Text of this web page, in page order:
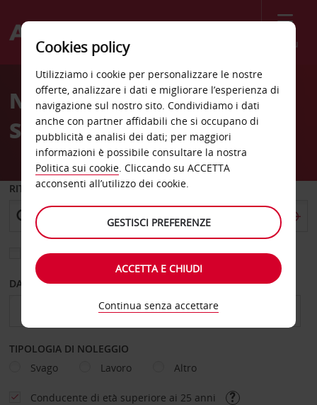
Menù
Welcome
AvisNoleggio auto alla
Stazione di Castellón
RITIRO DA
Scegli una località di riconsegna diversa
DAL GIORNO AL GIORNO
TIPOLOGIA DI NOLEGGIO
Svago
Lavoro Altro
Conducente di età superiore ai 25 anni
Cookies policy
Utilizziamo i cookie per personalizzare le nostre
offerte, analizzare i dati e migliorare l’esperienza di
navigazione sul nostro sito. Condividiamo i dati
anche con partner affidabili che si occupano di
pubblicità e analisi dei dati; per maggiori
informazioni è possibile consultare la nostra
Politica sui cookie. Cliccando su ACCETTA
acconsenti all’utilizzo dei cookie.
GESTISCI PREFERENZE
ACCETTA E CHIUDI
Continua senza accettare